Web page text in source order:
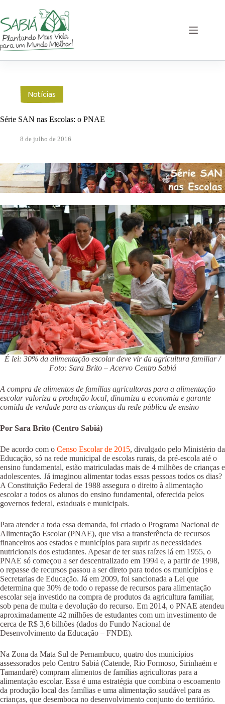
o
conteúdo
Notícias
Série SAN nas Escolas: o PNAE
8 de julho de 2016
É lei: 30% da alimentação escolar deve vir da agricultura familiar /
Foto: Sara Brito – Acervo Centro Sabiá
A compra de alimentos de famílias agricultoras para a alimentação
escolar valoriza a produção local, dinamiza a economia e garante
comida de verdade para as crianças da rede pública de ensino
Por Sara Brito (Centro Sabiá)
De acordo com o Censo Escolar de 2015, divulgado pelo Ministério da
Educação, só na rede municipal de escolas rurais, da pré-escola até o
ensino fundamental, estão matriculadas mais de 4 milhões de crianças e
adolescentes. Já imaginou alimentar todas essas pessoas todos os dias?
A Constituição Federal de 1988 assegura o direito à alimentação
escolar a todos os alunos do ensino fundamental, oferecida pelos
governos federal, estaduais e municipais.
Para atender a toda essa demanda, foi criado o Programa Nacional de
Alimentação Escolar (PNAE), que visa a transferência de recursos
financeiros aos estados e municípios para suprir as necessidades
nutricionais dos estudantes. Apesar de ter suas raízes lá em 1955, o
PNAE só começou a ser descentralizado em 1994 e, a partir de 1998,
o repasse de recursos passou a ser direto para todos os municípios e
Secretarias de Educação. Já em 2009, foi sancionada a Lei que
determina que 30% de todo o repasse de recursos para alimentação
escolar seja investido na compra de produtos da agricultura familiar,
sob pena de multa e devolução do recurso. Em 2014, o PNAE atendeu
aproximadamente 42 milhões de estudantes com um investimento de
cerca de R$ 3,6 bilhões (dados do Fundo Nacional de
Desenvolvimento da Educação – FNDE).
Na Zona da Mata Sul de Pernambuco, quatro dos municípios
assessorados pelo Centro Sabiá (Catende, Rio Formoso, Sirinhaém e
Tamandaré) compram alimentos de famílias agricultoras para a
alimentação escolar. Essa é uma estratégia que combina o escoamento
da produção local das famílias e uma alimentação saudável para as
crianças, que desemboca no desenvolvimento conjunto do território.